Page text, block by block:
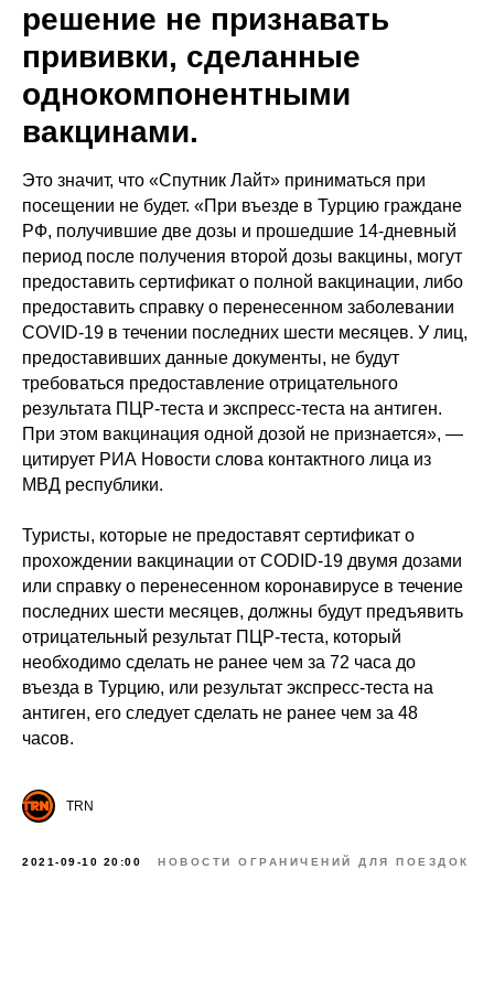
решение не признавать
прививки, сделанные
однокомпонентными
вакцинами.
Это значит, что «Спутник Лайт» приниматься при
посещении не будет. «При въезде в Турцию граждане
РФ, получившие две дозы и прошедшие 14-дневный
период после получения второй дозы вакцины, могут
предоставить сертификат о полной вакцинации, либо
предоставить справку о перенесенном заболевании
COVID-19 в течении последних шести месяцев. У лиц,
предоставивших данные документы, не будут
требоваться предоставление отрицательного
результата ПЦР-теста и экспресс-теста на антиген.
При этом вакцинация одной дозой не признается», —
цитирует РИА Новости слова контактного лица из
МВД республики.
Туристы, которые не предоставят сертификат о
прохождении вакцинации от CODID-19 двумя дозами
или справку о перенесенном коронавирусе в течение
последних шести месяцев, должны будут предъявить
отрицательный результат ПЦР-теста, который
необходимо сделать не ранее чем за 72 часа до
въезда в Турцию, или результат экспресс-теста на
антиген, его следует сделать не ранее чем за 48
часов.
TRN
2021-09-10 20:00 НОВОСТИ ОГРАНИЧЕНИЙ ДЛЯ ПОЕЗДОК